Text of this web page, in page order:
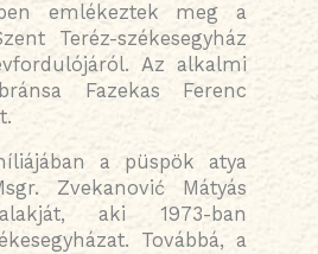
emlékeztek meg a
Teréz-székesegyház
Az alkalmi
Fazekas Ferenc
a püspök atya
Zvekanović Mátyás
aki 1973-ban
Továbbá, a